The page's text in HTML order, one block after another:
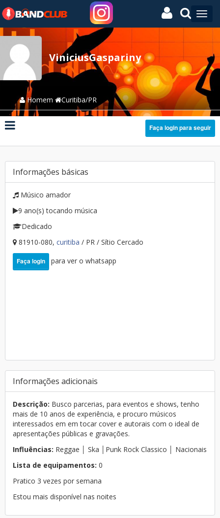
ViniciusGaspariny
Homem Curitiba/PR
Faça login para seguir
Informações básicas
Músico amador
9 ano(s) tocando música
Dedicado
81910-080, curitiba / PR / Sítio Cercado
Faça login para ver o whatsapp
Informações adicionais
Descrição: Busco parcerias, para eventos e shows, tenho
mais de 10 anos de experiência, e procuro músicos
interessados em em tocar cover e autorais com o ideal de
apresentações públicas e gravações.
Influências: Reggae │ Ska │Punk Rock Classico │ Nacionais
Lista de equipamentos: 0
Pratico 3 vezes por semana
Estou mais disponível nas noites